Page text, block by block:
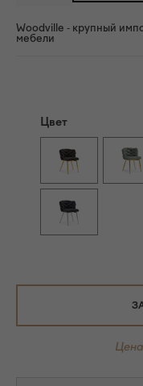
Woodville - крупный
мебели
Цвет